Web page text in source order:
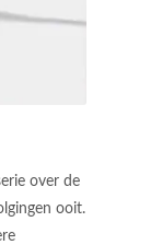
over de
ooit.